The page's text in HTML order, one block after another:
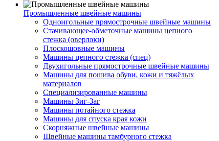
Промышленные швейные машины
Одноигольные прямострочные швейные машины
Стачивающее-обметочные машины цепного
стежка (оверлоки)
Плоскошовные машины
Машины цепного стежка (спец)
Двухигольные прямострочные швейные машины
Машины для пошива обуви, кожи и тяжёлых
материалов
Специализированные машины
Машины Зиг-Заг
Машины потайного стежка
Машины для спуска края кожи
Скорняжные швейные машины
Швейные машины тамбурного стежка